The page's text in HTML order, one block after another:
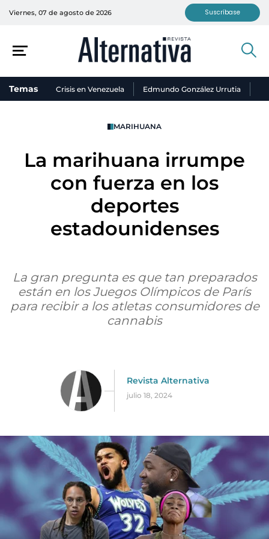
Viernes, 07 de agosto de 2026 Suscríbase
Temas Crisis en Venezuela Edmundo González Urrutia
MARIHUANA
La marihuana irrumpe
con fuerza en los
deportes
estadounidenses
La gran pregunta es que tan preparados
están en los Juegos Olímpicos de París
para recibir a los atletas consumidores de
cannabis
Revista Alternativa
julio 18, 2024